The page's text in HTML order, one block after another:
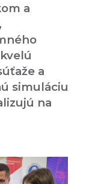
a
a
simuláciu
na